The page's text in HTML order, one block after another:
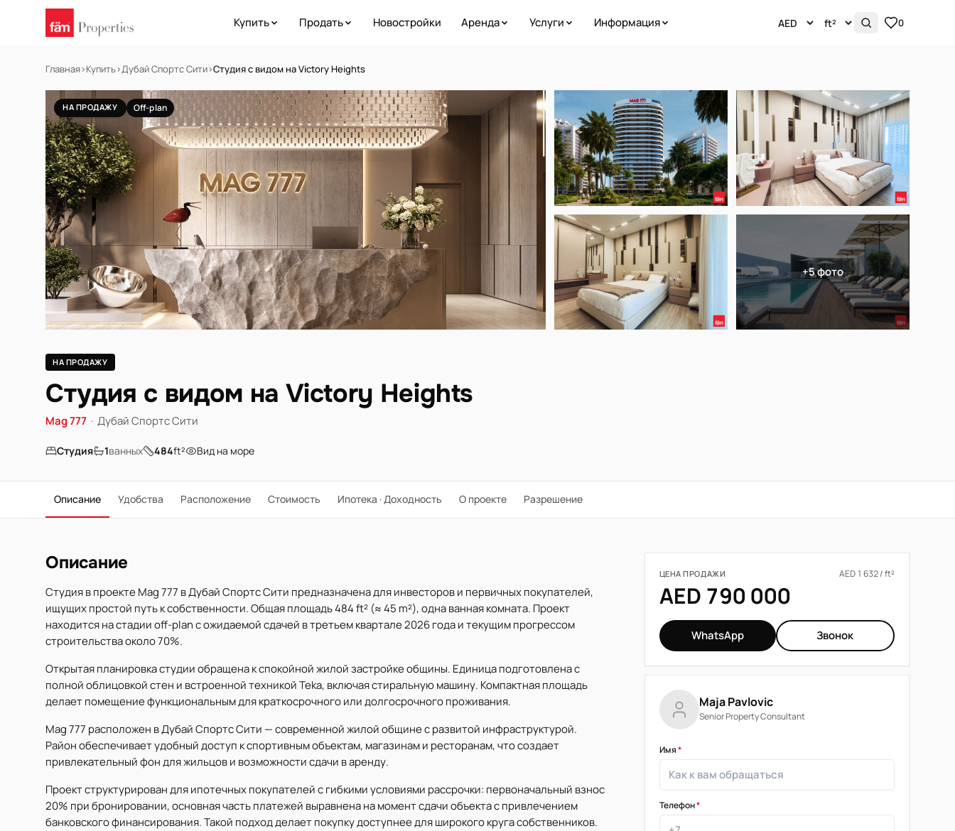
Купить Продать Новостройки Аренда Услуги Информация 0
Главная›Купить›Дубай Спортс Сити›Студия с видом на Victory Heights
НА ПРОДАЖУ Off-plan
+5 фото
НА ПРОДАЖУ
Студия с видом на Victory Heights
Mag 777 · Дубай Спортс Сити
Студия 1ванных 484ft² Вид на море
Описание Удобства Расположение Стоимость Ипотека · Доходность О проекте Разрешение
Описание
Студия в проекте Mag 777 в Дубай Спортс Сити предназначена для инвесторов и первичных покупателей,
ищущих простой путь к собственности. Общая площадь 484 ft² (≈ 45 m²), одна ванная комната. Проект
находится на стадии off-plan с ожидаемой сдачей в третьем квартале 2026 года и текущим прогрессом
строительства около 70%.
Открытая планировка студии обращена к спокойной жилой застройке общины. Единица подготовлена с
полной облицовкой стен и встроенной техникой Teka, включая стиральную машину. Компактная площадь
делает помещение функциональным для краткосрочного или долгосрочного проживания.
Mag 777 расположен в Дубай Спортс Сити — современной жилой общине с развитой инфраструктурой.
Район обеспечивает удобный доступ к спортивным объектам, магазинам и ресторанам, что создает
привлекательный фон для жильцов и возможности сдачи в аренду.
Проект структурирован для ипотечных покупателей с гибкими условиями рассрочки: первоначальный взнос
20% при бронировании, основная часть платежей выравнена на момент сдачи объекта с привлечением
банковского финансирования. Такой подход делает покупку доступнее для широкого круга собственников.
ЦЕНА ПРОДАЖИ AED 1 632 / ft²
AED 790 000
WhatsApp Звонок
Maja Pavlovic
Senior Property Consultant
Имя*
Телефон*